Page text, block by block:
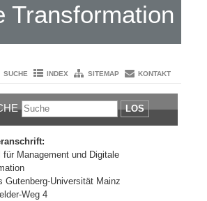
Transformation
SUCHE INDEX SITEMAP KONTAKT
LOS
für Management und Digitale
Gutenberg-Universität Mainz
Weg 4